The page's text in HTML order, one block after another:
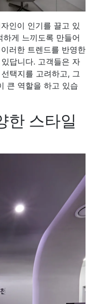
인이 인기를 끌고 있
게 느끼도록 만들어
러한 트렌드를 반영한
답니다. 고객들은 자
택지를 고려하고, 그
큰 역할을 하고 있습
한 스타일